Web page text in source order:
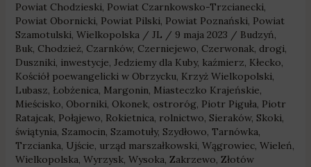
Powiat Chodzieski, Powiat Czarnkowsko-Trzcianecki,
Powiat Obornicki, Powiat Pilski, Powiat Poznański, Powiat
Szamotulski, Wielkopolska/ JL / 9 maja 2023 / Budzyń,
Buk, Chodzież, Czarnków, Czerniejewo, Czerwonak, drogi,
Duszniki, inwestycje, Jedziemy dla Kuby, kaźmierz, Kłecko,
Kościół poewangelicki w Obrzycku, Krzyż Wielkopolski,
Lubasz, Łobżenica, Margonin, Miasteczko Krajeńskie,
Mieścisko, Oborniki, Okonek, ostroróg, Piotr Piguła, Piotr
Ratajcak, Połąjewo, Rokietnica, rolnictwo, Sieraków, Skoki,
świątynia, Szamocin, Szamotuły, Szydłowo, Tarnówka,
Trzcianka, Ujście, urząd marszałkowski, Wągrowiec, Wieleń,
Wielkopolska, Wyrzysk, Wysoka, Zakrzewo, Złotów